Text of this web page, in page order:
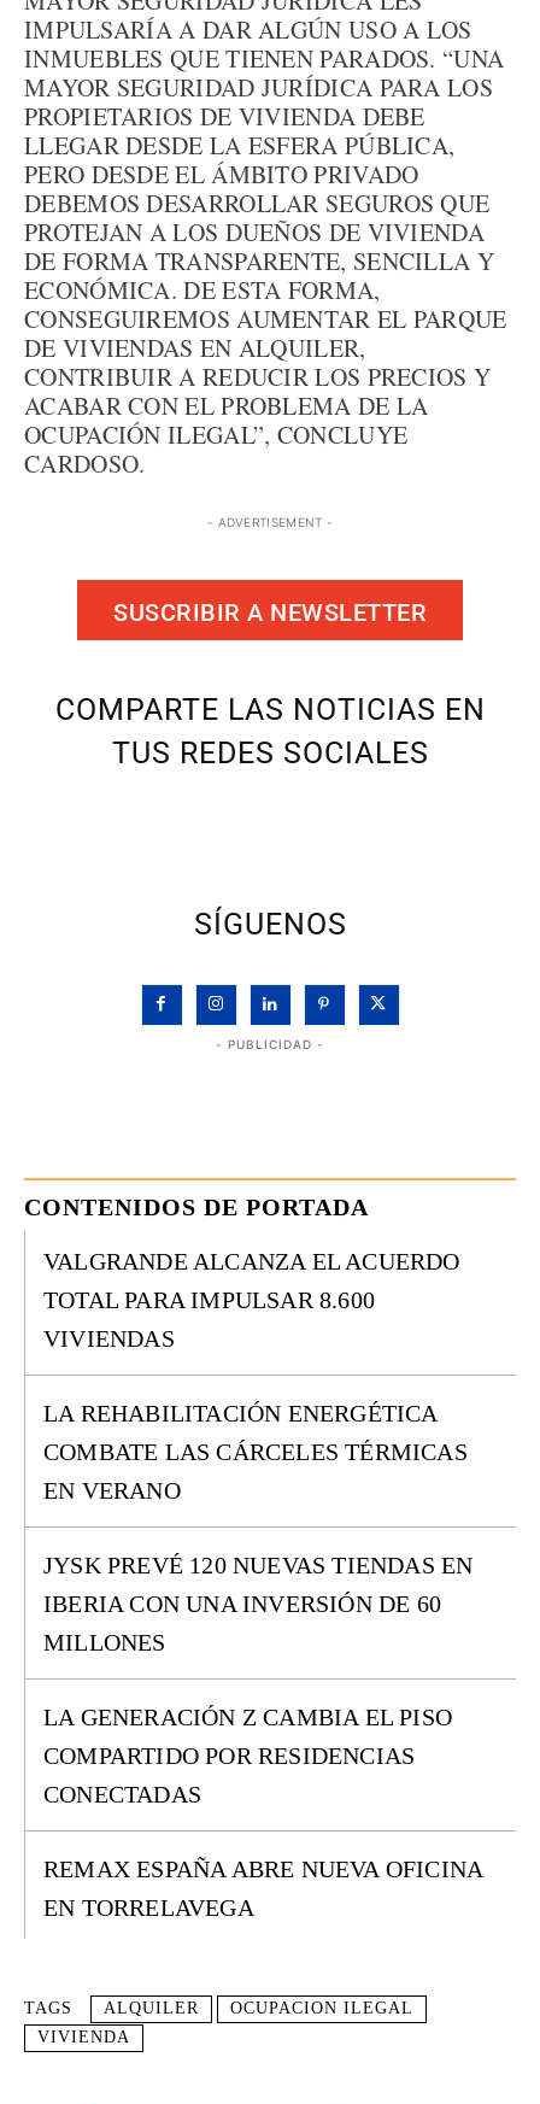
IMPULSARÍA A DAR ALGÚN USO A LOS
INMUEBLES QUE TIENEN PARADOS. “UNA
MAYOR SEGURIDAD JURÍDICA PARA LOS
PROPIETARIOS DE VIVIENDA DEBE
LLEGAR DESDE LA ESFERA PÚBLICA,
PERO DESDE EL ÁMBITO PRIVADO
DEBEMOS DESARROLLAR SEGUROS QUE
PROTEJAN A LOS DUEÑOS DE VIVIENDA
DE FORMA TRANSPARENTE, SENCILLA Y
ECONÓMICA. DE ESTA FORMA,
CONSEGUIREMOS AUMENTAR EL PARQUE
DE VIVIENDAS EN ALQUILER,
CONTRIBUIR A REDUCIR LOS PRECIOS Y
ACABAR CON EL PROBLEMA DE LA
OCUPACIÓN ILEGAL”, CONCLUYE
CARDOSO.
- ADVERTISEMENT -
SUSCRIBIR A NEWSLETTER
COMPARTE LAS NOTICIAS EN
TUS REDES SOCIALES
SÍGUENOS
- PUBLICIDAD -
CONTENIDOS DE PORTADA
VALGRANDE ALCANZA EL ACUERDO
TOTAL PARA IMPULSAR 8.600
VIVIENDAS
LA REHABILITACIÓN ENERGÉTICA
COMBATE LAS CÁRCELES TÉRMICAS
EN VERANO
JYSK PREVÉ 120 NUEVAS TIENDAS EN
IBERIA CON UNA INVERSIÓN DE 60
MILLONES
LA GENERACIÓN Z CAMBIA EL PISO
COMPARTIDO POR RESIDENCIAS
CONECTADAS
REMAX ESPAÑA ABRE NUEVA OFICINA
EN TORRELAVEGA
TAGS ALQUILER
OCUPACION ILEGAL
VIVIENDA